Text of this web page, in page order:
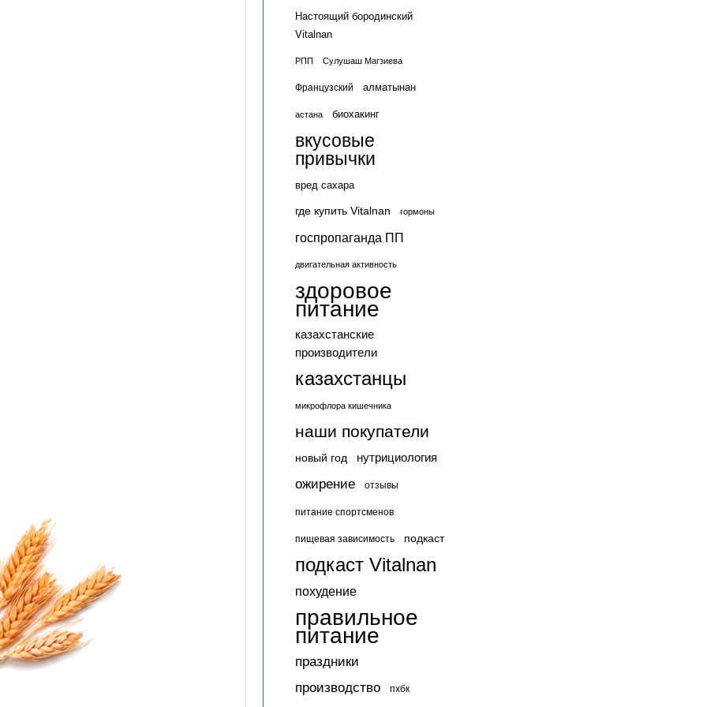
Настоящий бородинский
Vitalnan
РПП Сулушаш Магзиева
Французский алматынан
астана биохакинг
вкусовые
привычки
вред сахара
где купить Vitalnan гормоны
госпропаганда ПП
двигательная активность
здоровое
питание
казахстанские
производители
казахстанцы
микрофлора кишечника
наши покупатели
новый год нутрициология
ожирение отзывы
питание спортсменов
пищевая зависимость подкаст
подкаст Vitalnan
похудение
правильное
питание
праздники
производство
пхбк